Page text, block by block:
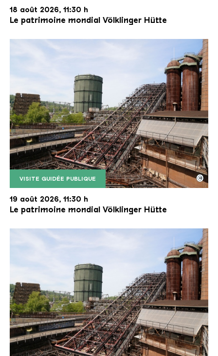
18 août 2026, 11:30 h
Le patrimoine mondial Völklinger Hütte
VISITE GUIDÉE PUBLIQUE
Le monte-charge incliné de la Völklinger Hütte
Copyright: Weltkulturerbe Völklinger Hütte | Karl
©
19 août 2026, 11:30 h
Le patrimoine mondial Völklinger Hütte